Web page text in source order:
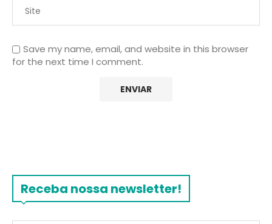
Save my name, email, and website in this browser
for the next time I comment.
Receba nossa newsletter!